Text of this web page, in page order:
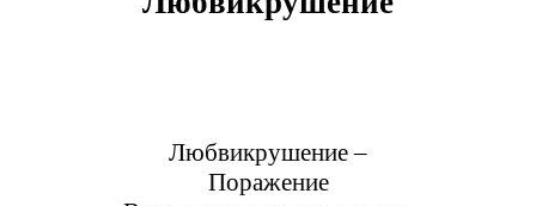
Любвикрушение –
Поражение